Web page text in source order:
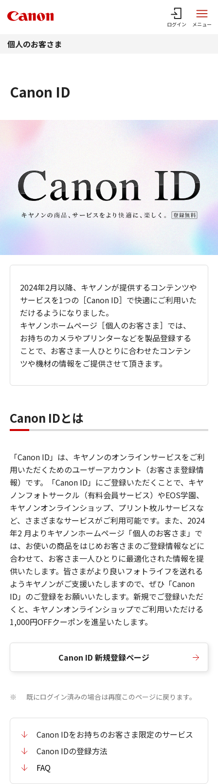
ログイン メニュー
個人のお客さま
Canon ID
2024年2月以降、キヤノンが提供するコンテンツや
サービスを1つの［Canon ID］で快適にご利用いた
だけるようになりました。
キヤノンホームページ［個人のお客さま］では、
お持ちのカメラやプリンターなどを製品登録する
ことで、お客さま一人ひとりに合わせたコンテン
ツや機材の情報をご提供させて頂きます。
Canon IDとは
「Canon ID」は、キヤノンのオンラインサービスをご利
用いただくためのユーザーアカウント（お客さま登録情
報）です。「Canon ID」にご登録いただくことで、キヤ
ノンフォトサークル（有料会員サービス）やEOS学園、
キヤノンオンラインショップ、プリント枚ルサービスな
ど、さまざまなサービスがご利用可能です。また、2024
年2 月よりキヤノンホームページ「個人のお客さま」で
は、お使いの商品をはじめお客さまのご登録情報などに
合わせて、お客さま一人ひとりに最適化された情報を提
供いたします。皆さまがより良いフォトライフを送れる
ようキヤノンがご支援いたしますので、ぜひ「Canon
ID」のご登録をお願いいたします。新規でご登録いただ
くと、キヤノンオンラインショップでご利用いただける
1,000円OFFクーポンを進呈いたします。
Canon ID 新規登録ページ
※ 既にログイン済みの場合は再度このページに戻ります。
Canon IDをお持ちのお客さま限定のサービス
Canon IDの登録方法
FAQ